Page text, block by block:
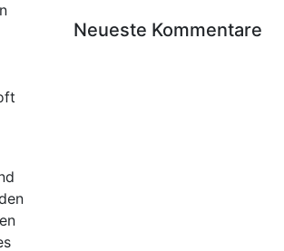
Neueste Kommentare